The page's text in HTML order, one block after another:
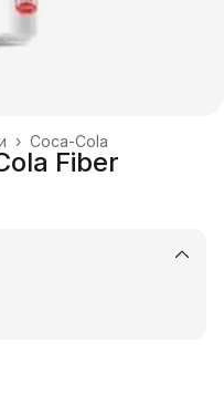
Coca-Cola
›
Fiber